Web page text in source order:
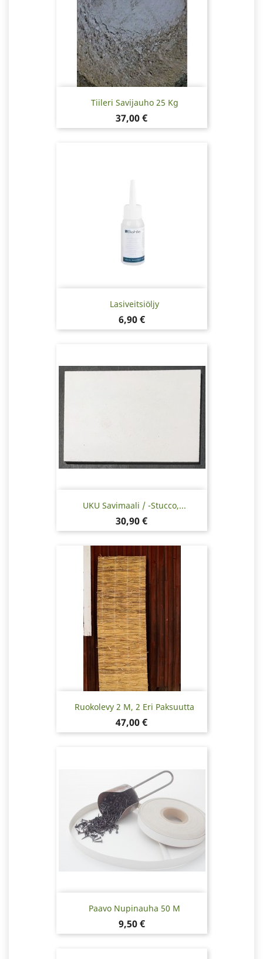
Tiileri Savijauho 25 Kg
Hinta
37,00 €
Lasiveitsiöljy
Hinta
6,90 €
UKU Savimaali / -stucco,...
Hinta
30,90 €
Ruokolevy 2 M, 2 Eri Paksuutta
Hinta
47,00 €
Paavo Nupinauha 50 M
Hinta
9,50 €